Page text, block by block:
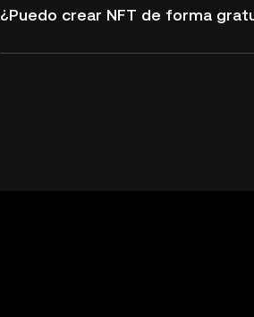
¿Puedo crear NFT de forma